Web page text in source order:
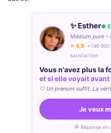
✨ Esther●
Médium pure –
⭐ 4,9· +146
satisfaction
Vous n'avez plus la
et si elle voyait
🤍 Un prénom suffit. La
Je veux
💬 Réponse en